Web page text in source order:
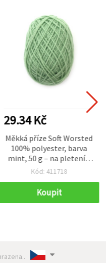
29.34 Kč
Měkká příze Soft Worsted
100% polyester, barva
mint, 50 g – na pletení a
různé kreativní handmade
Kód: 411718
Koupit